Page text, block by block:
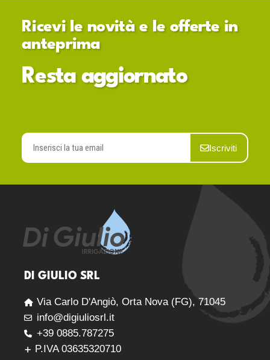
Ricevi le novità e le offerte in
anteprima
Resta aggiornato
Iscriviti
DI GIULIO SRL
Via Carlo D'Angiò, Orta Nova (FG), 71045
info@digiuliosrl.it
+39 0885.787275
P.IVA 03635320710